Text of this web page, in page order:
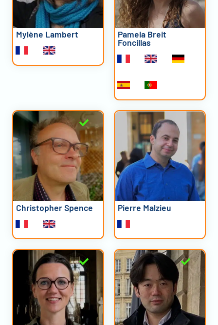
Mylène Lambert Pamela Breit
Foncillas
Christopher Spence Pierre Malzieu